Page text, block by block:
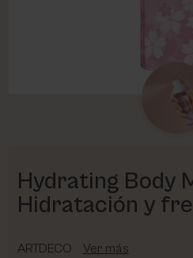
Hydrating Body
Hidratación y
ARTDECO Ver más